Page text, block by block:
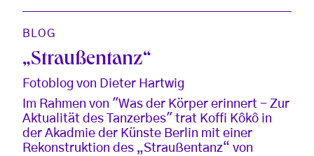
BLOG
„Straußentanz“
Fotoblog von Dieter Hartwig
Im Rahmen von "Was der Körper erinnert - Zur
Aktualität des Tanzerbes" trat Koffi Kôkô in
der Akadmie der Künste Berlin mit einer
Rekonstruktion des „Straußentanz“ von